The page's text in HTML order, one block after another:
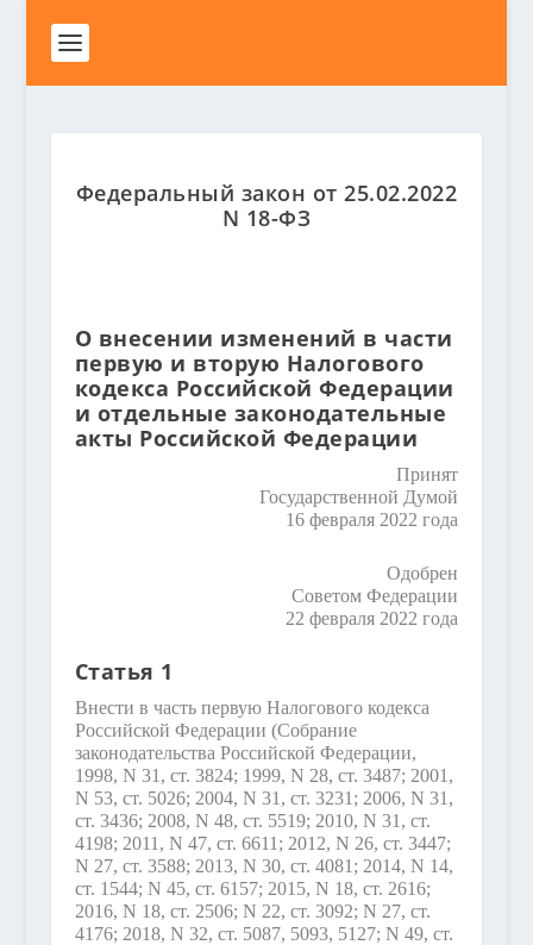
Федеральный закон от 25.02.2022
N 18-ФЗ
О внесении изменений в части
первую и вторую Налогового
кодекса Российской Федерации
и отдельные законодательные
акты Российской Федерации
Принят
Государственной Думой
16 февраля 2022 года
Одобрен
Советом Федерации
22 февраля 2022 года
Статья 1
Внести в часть первую Налогового кодекса
Российской Федерации (Собрание
законодательства Российской Федерации,
1998, N 31, ст. 3824; 1999, N 28, ст. 3487; 2001,
N 53, ст. 5026; 2004, N 31, ст. 3231; 2006, N 31,
ст. 3436; 2008, N 48, ст. 5519; 2010, N 31, ст.
4198; 2011, N 47, ст. 6611; 2012, N 26, ст. 3447;
N 27, ст. 3588; 2013, N 30, ст. 4081; 2014, N 14,
ст. 1544; N 45, ст. 6157; 2015, N 18, ст. 2616;
2016, N 18, ст. 2506; N 22, ст. 3092; N 27, ст.
4176; 2018, N 32, ст. 5087, 5093, 5127; N 49, ст.